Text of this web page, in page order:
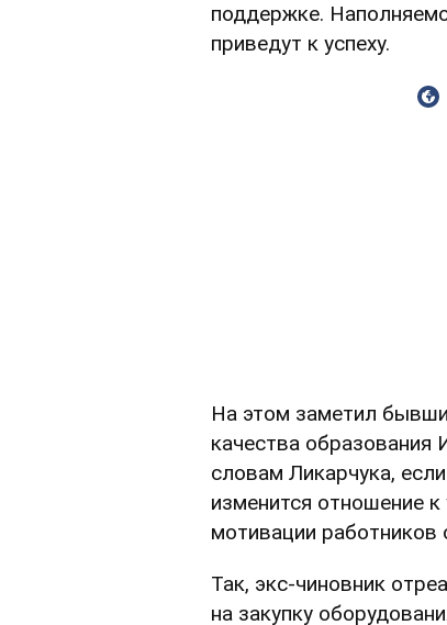
поддержке.
приведут к успеху.
На этом заметил
качества образования
словам Ликарчука,
изменится отношение
мотивации
Так, экс-чиновник
на закупку